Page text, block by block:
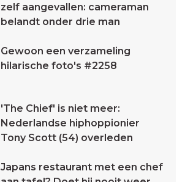
zelf aangevallen: cameraman
belandt onder drie man
Gewoon een verzameling
hilarische foto's #2258
'The Chief' is niet meer:
Nederlandse hiphoppionier
Tony Scott (54) overleden
Japans restaurant met een chef